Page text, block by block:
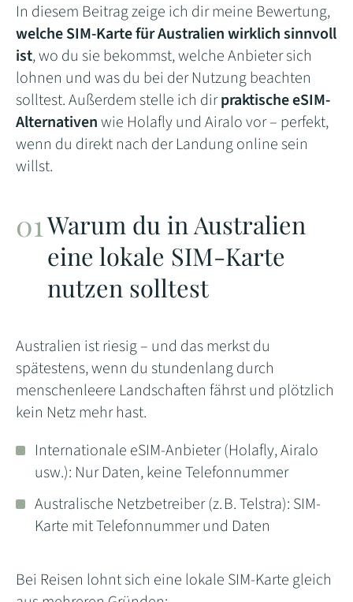
In diesem Beitrag zeige ich dir meine Bewertung,
welche SIM-Karte für Australien wirklich sinnvoll
ist, wo du sie bekommst, welche Anbieter sich
lohnen und was du bei der Nutzung beachten
solltest. Außerdem stelle ich dirpraktische eSIM-
Alternativenwie Holafly und Airalo vor – perfekt,
wenn du direkt nach der Landung online sein
willst.
Warum du in Australien
eine lokale SIM-Karte
nutzen solltest
Australien ist riesig – und das merkst du
spätestens, wenn du stundenlang durch
menschenleere Landschaften fährst und plötzlich
kein Netz mehr hast.
Internationale eSIM-Anbieter (Holafly, Airalo
usw.): Nur Daten, keine Telefonnummer
Australische Netzbetreiber (z. B. Telstra): SIM-
Karte mit Telefonnummer und Daten
Bei Reisen lohnt sich eine lokale SIM-Karte gleich